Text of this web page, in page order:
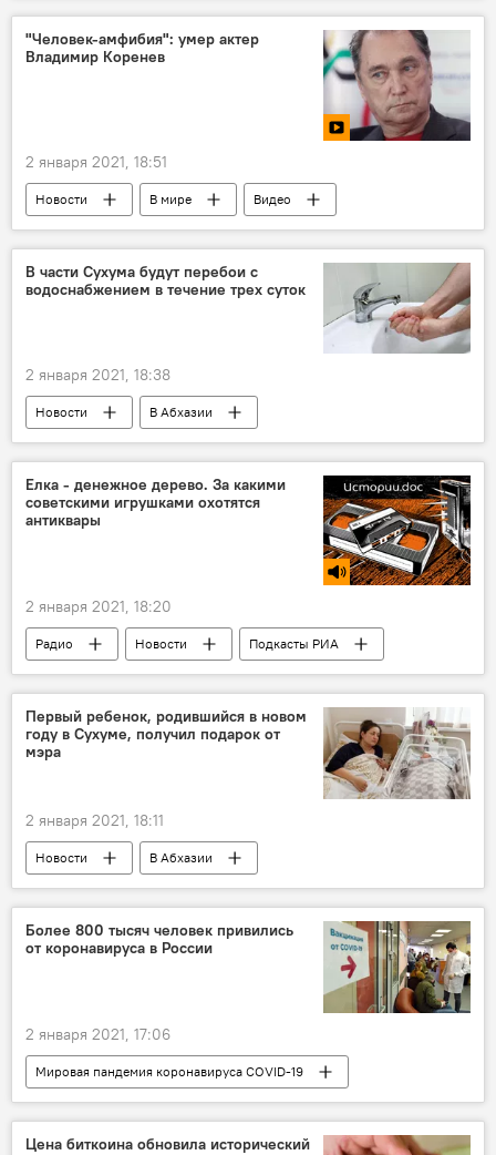
"Человек-амфибия": умер актер
Владимир Коренев
2 января 2021, 18:51
Новости В мире
Видео
Мультимедиа
В части Сухума будут перебои с
водоснабжением в течение трех суток
2 января 2021, 18:38
Новости В Абхазии
Елка - денежное дерево. За какими
советскими игрушками охотятся
антиквары
2 января 2021, 18:20
Радио Новости Подкасты РИА
Первый ребенок, родившийся в новом
году в Сухуме, получил подарок от
мэра
2 января 2021, 18:11
Новости В Абхазии
Более 800 тысяч человек привились
от коронавируса в России
2 января 2021, 17:06
Мировая пандемия коронавируса COVID-19
Новости
В мире
Цена биткоина обновила исторический